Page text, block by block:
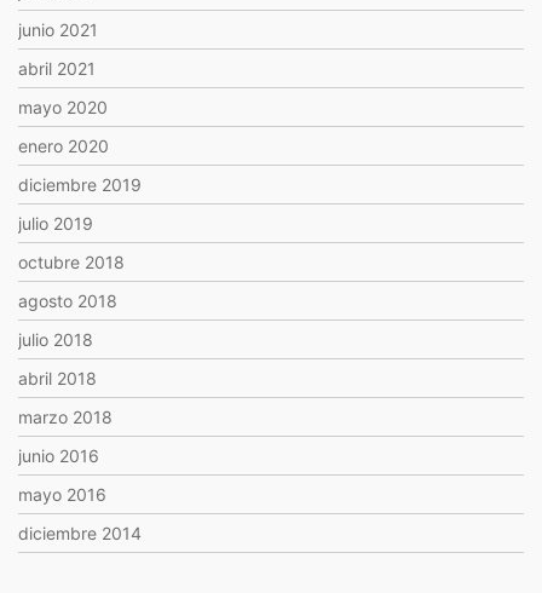
junio 2021
abril 2021
mayo 2020
enero 2020
diciembre 2019
julio 2019
octubre 2018
agosto 2018
julio 2018
abril 2018
marzo 2018
junio 2016
mayo 2016
diciembre 2014